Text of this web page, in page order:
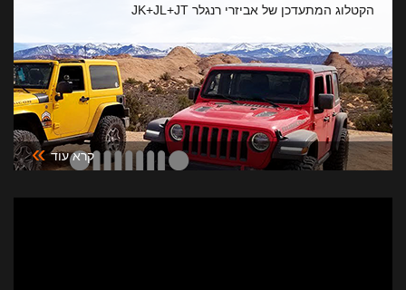
הקטלוג המתעדכן של אביזרי רנגלר JK+JL+JT
קרא עוד »